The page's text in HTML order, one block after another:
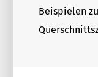
Beispielen